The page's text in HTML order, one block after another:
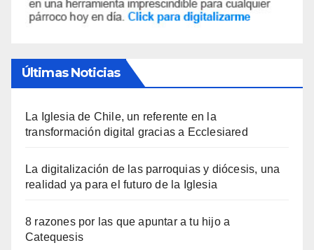
Últimas Noticias
La Iglesia de Chile, un referente en la
transformación digital gracias a Ecclesiared
La digitalización de las parroquias y diócesis, una
realidad ya para el futuro de la Iglesia
8 razones por las que apuntar a tu hijo a
Catequesis